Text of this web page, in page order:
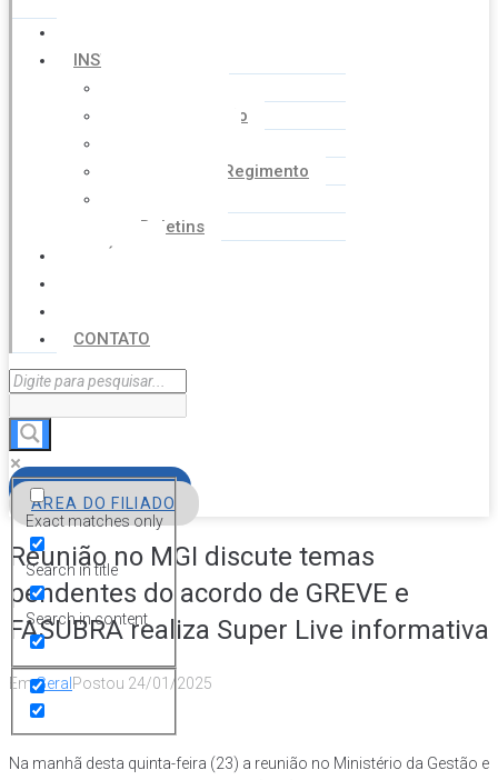
INSTITUCIONAL
Coordenação
Estatuto e Regimento
Boletins
NOTÍCIAS
CONTATO
Exact matches only
Search in title
Search in content
ÁREA DO FILIADO
Reunião no MGI discute temas
pendentes do acordo de GREVE e
FASUBRA realiza Super Live informativa
EmGeral Postou 24/01/2025
Na manhã desta quinta-feira (23) a reunião no Ministério da Gestão e